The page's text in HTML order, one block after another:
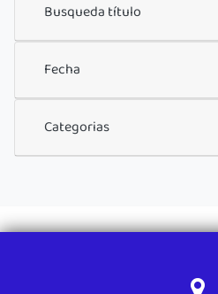
Busqueda título
Fecha
Categorias